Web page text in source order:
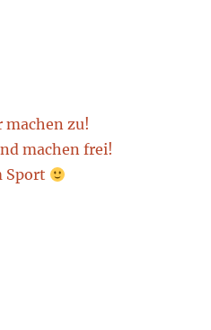
zu!
machen frei!
Sport